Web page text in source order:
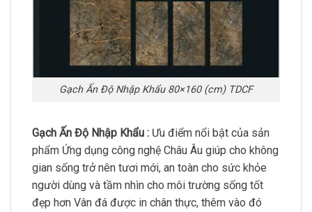
Gạch Ấn Độ Nhập Khẩu 80×160 (cm) TDCF
Gạch Ấn Độ Nhập Khẩu : Ưu điểm nổi bật của sản
phẩm Ứng dụng công nghệ Châu Âu giúp cho không
gian sống trở nên tươi mới, an toàn cho sức khỏe
người dùng và tầm nhìn cho môi trường sống tốt
đẹp hơn Vân đá được in chân thực, thêm vào đó